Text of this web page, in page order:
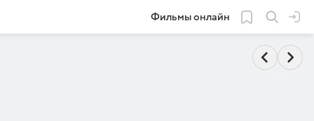
Фильмы онлайн